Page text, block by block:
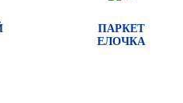
ПАРКЕТ
ЕЛОЧКА